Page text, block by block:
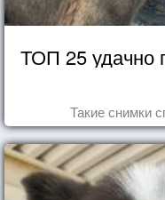
ТОП 25 удачно
Такие снимки